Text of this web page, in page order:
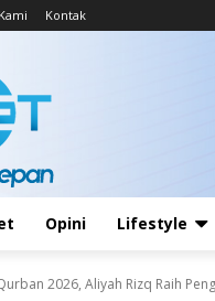
Kontak
Opini Lifestyle
2026, Aliyah Rizq Raih